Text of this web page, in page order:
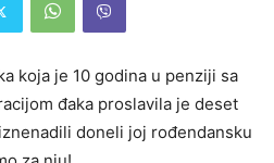
koja je 10 godina u penziji sa
đaka proslavila je deset
doneli joj rođendansku